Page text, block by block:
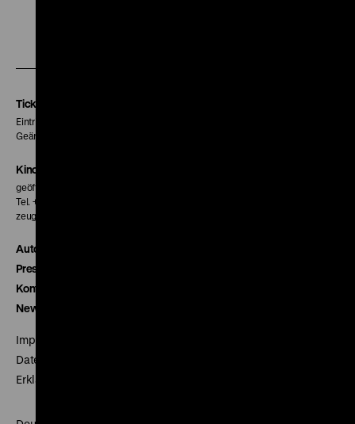
Tickets
Eintritt 5 €
Geänderte Preise sind im Programm vermerkt.
Kinokasse
geöffnet 30 Minuten vor Beginn der ersten Vorstellung
Tel. + 49 30 20304-770
zeughauskino@dhm.de
Autor*innen
Presse
Kontakt
Newsletter
Impressum
Datenschutz
Erklärung digitale Barrierefreiheit